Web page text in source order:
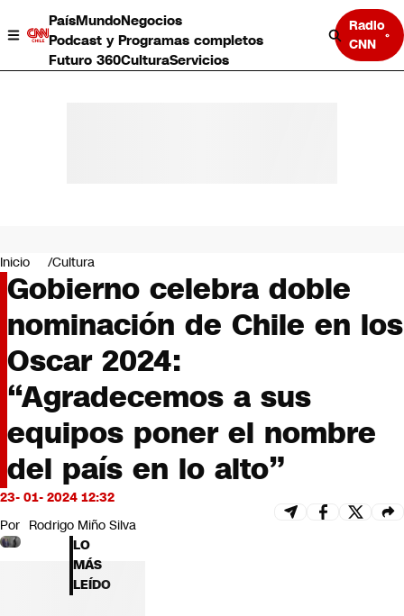
PaísMundoNegocios
Podcast y Programas completos
Futuro 360CulturaServicios
Radio
CNN
Negocios
Deportes
Programas completos
Cultura
Servicios
Bits
CNN tiempo
Futuro 360
Opinión
Inicio Cultura
Gobierno celebra doble
nominación de Chile en los
Oscar 2024:
“Agradecemos a sus
equipos poner el nombre
del país en lo alto”
23- 01- 2024 12:32
Por Rodrigo Miño Silva
LO
MÁS
LEÍDO